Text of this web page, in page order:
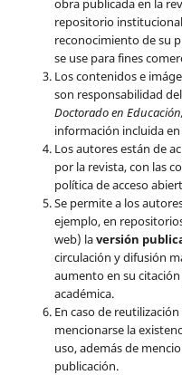
obra publicada en la
repositorio
reconocimiento de su
se use para fines
Los contenidos e
son responsabilidad
Doctorado en Educación,
información incluida en
Los autores están de
por la revista, con las
política de acceso
Se permite a los
ejemplo, en
web) laversión
circulación y difusión
aumento en su
académica.
En caso de
mencionarse la
uso, además de
publicación.